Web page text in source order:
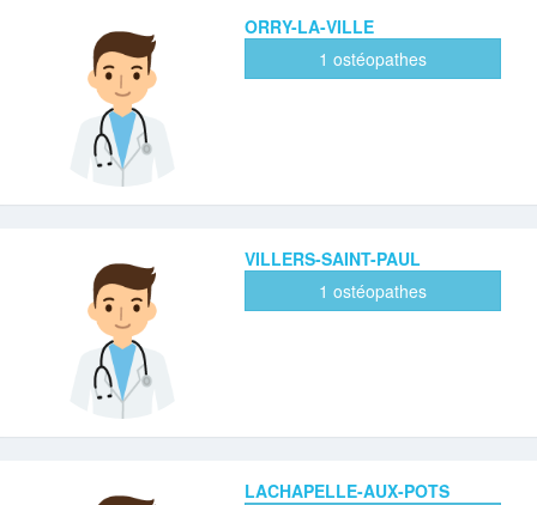
ORRY-LA-VILLE
1 ostéopathes
VILLERS-SAINT-PAUL
1 ostéopathes
LACHAPELLE-AUX-POTS